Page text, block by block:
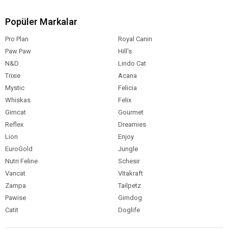
Popüler Markalar
Pro Plan
Royal Canin
Paw Paw
Hill's
N&D
Lindo Cat
Trixie
Acana
Mystic
Felicia
Whiskas
Felix
Gimcat
Gourmet
Reflex
Dreamies
Lion
Enjoy
EuroGold
Jungle
Nutri Feline
Schesir
Vancat
Vitakraft
Zampa
Tailpetz
Pawise
Gimdog
Catit
Doglife